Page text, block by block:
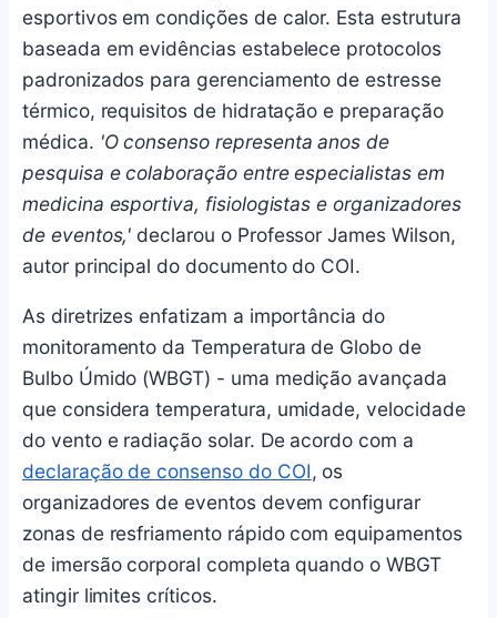
esportivos em condições de calor. Esta estrutura
baseada em evidências estabelece protocolos
padronizados para gerenciamento de estresse
térmico, requisitos de hidratação e preparação
médica. 'O consenso representa anos de
pesquisa e colaboração entre especialistas em
medicina esportiva, fisiologistas e organizadores
de eventos,' declarou o Professor James Wilson,
autor principal do documento do COI.
As diretrizes enfatizam a importância do
monitoramento da Temperatura de Globo de
Bulbo Úmido (WBGT) - uma medição avançada
que considera temperatura, umidade, velocidade
do vento e radiação solar. De acordo com a
declaração de consenso do COI, os
organizadores de eventos devem configurar
zonas de resfriamento rápido com equipamentos
de imersão corporal completa quando o WBGT
atingir limites críticos.